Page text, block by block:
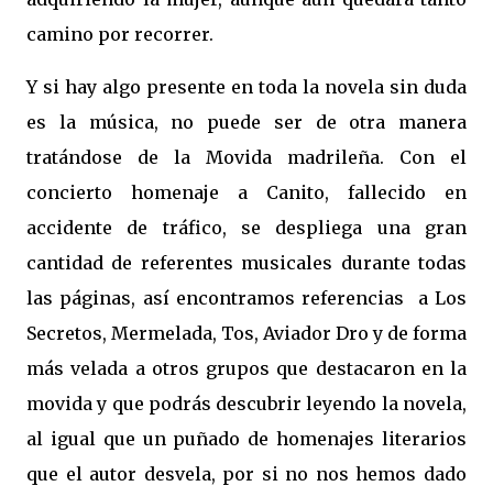
camino por recorrer.
Y si hay algo presente en toda la novela sin duda
es la música, no puede ser de otra manera
tratándose de la Movida madrileña. Con el
concierto homenaje a Canito, fallecido en
accidente de tráfico, se despliega una gran
cantidad de referentes musicales durante todas
las páginas, así encontramos referencias
a Los
Secretos, Mermelada, Tos, Aviador Dro y de forma
más velada a otros grupos que destacaron en la
movida y que podrás descubrir leyendo la novela,
al igual que un puñado de homenajes literarios
que el autor desvela, por si no nos hemos dado